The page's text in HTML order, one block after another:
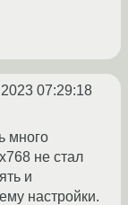
07:29:18
много
не стал
и
настройки.